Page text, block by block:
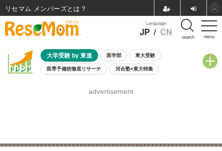
menu
Language
JP / CN search
大学受験 by 東進 医学部 東大受験
医専予備校徹底リサーチ 河合塾×東大特集
8月開催学校説明会・相談会
advertisement
リセマム メンバーズ